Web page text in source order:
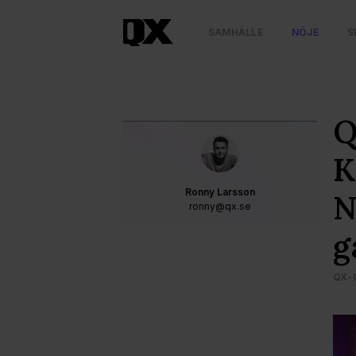
SAMHÄLLE NÖJE
Ronny Larsson
ronny@qx.se
QX-